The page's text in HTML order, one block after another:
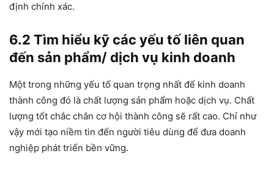
định chính xác.
6.2 Tìm hiểu kỹ các yếu tố liên quan
đến sản phẩm/ dịch vụ kinh doanh
Một trong những yếu tố quan trọng nhất để kinh doanh
thành công đó là chất lượng sản phẩm hoặc dịch vụ. Chất
lượng tốt chắc chắn cơ hội thành công sẽ rất cao. Chỉ như
vậy mới tạo niềm tin đến người tiêu dùng để đưa doanh
nghiệp phát triển bền vững.